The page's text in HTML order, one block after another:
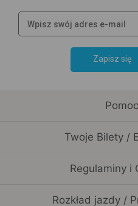
Zapisz się
Pomoc
Twoje Bilety /
Regulaminy i
Rozkład jazdy /